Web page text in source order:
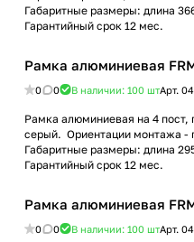
Габаритные размеры: длина
Гарантийный срок 12 мес.
Рамка алюминиевая
0 0 В наличии: 100 штАрт.
Рамка алюминиевая на 4
серый. Ориентации монтажа -
Габаритные размеры: длина
Гарантийный срок 12 мес.
Рамка алюминиевая
0 0 В наличии: 100 штАрт.